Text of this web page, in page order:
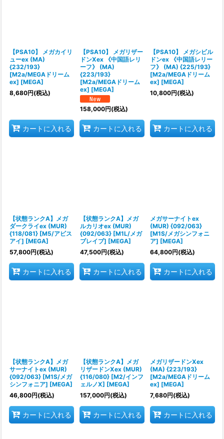
【PSA10】 メガカイリ
ューex (MA)
{232/193}
[M2a/MEGAドリーム
ex] [MEGA]
8,680円(税込)
カートに入れる
【PSA10】 メガリザー
ドンXex 《中国語レリ
ーフ》 (MA)
{223/193}
[M2a/MEGAドリーム
ex] [MEGA]
158,000円(税込)
カートに入れる
【PSA10】 メガシビル
ドンex 《中国語レリー
フ》 (MA) {225/193}
[M2a/MEGAドリーム
ex] [MEGA]
10,800円(税込)
カートに入れる
【状態ランクA】メガ
ダークライex (MUR)
{118/081} [M5/アビス
アイ] [MEGA]
57,800円(税込)
カートに入れる
【状態ランクA】メガ
ルカリオex (MUR)
{092/063} [M1L/メガ
ブレイブ] [MEGA]
47,500円(税込)
カートに入れる
メガサーナイトex
(MUR) {092/063}
[M1S/メガシンフォニ
ア] [MEGA]
64,800円(税込)
カートに入れる
【状態ランクA】メガ
サーナイトex (MUR)
{092/063} [M1S/メガ
シンフォニア] [MEGA]
46,800円(税込)
カートに入れる
【状態ランクA】メガ
リザードンXex (MUR)
{116/080} [M2/インフ
ェルノX] [MEGA]
157,000円(税込)
カートに入れる
メガリザードンXex
(MA) {223/193}
[M2a/MEGAドリーム
ex] [MEGA]
7,680円(税込)
カートに入れる